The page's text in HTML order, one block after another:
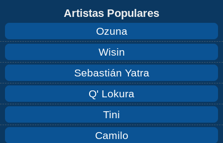
Artistas Populares
Ozuna
Wisin
Sebastián Yatra
Q' Lokura
Tini
Camilo